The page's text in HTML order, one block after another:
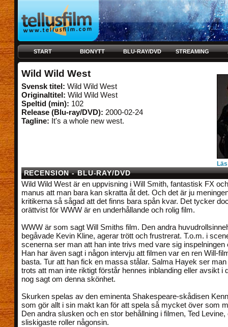
START BIONYTT BLU-RAY/DVD STREAMING
Wild Wild West
Svensk titel: Wild Wild West
Originaltitel: Wild Wild West
Speltid (min): 102
Release (Blu-ray/DVD): 2000-02-24
Tagline: It's a whole new west.
RECENSION - BLU-RAY/DVD
Wild Wild West är en uppvisning i Will Smith, fantastisk FX
manus att man bara kan skratta åt det. Och det är ju
kritikerna så sågad att det finns bara spån kvar. Det tycker
orättvist för WWW är en underhållande och rolig film.
WWW är som sagt Will Smiths film. Den andra
begåvade Kevin Kline, agerar trött och frustrerat. T.o.m. i
scenerna ser man att han inte trivs med vare sig inspelningen
Han har även sagt i någon intervju att filmen var en ren Will-
basta. Tur att han fick en massa stålar. Salma Hayek ser man
trots att man inte riktigt förstår hennes inblanding eller avsikt i
nog sagt om denna skönhet.
Skurken spelas av den eminenta Shakespeare-skådisen
som gör allt i sin makt kan för att spela så mycket över som
Den andra slusken och en stor behållning i filmen, Ted
sliskigaste roller någonsin.